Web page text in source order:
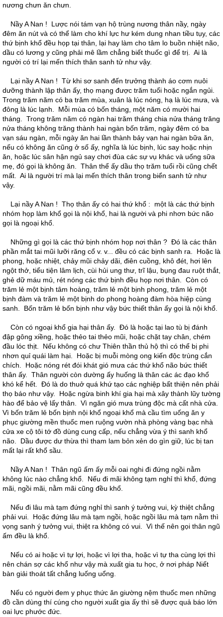
nương chưn ăn chưn.
Nầy A Nan ! Lược nói tám vạn hộ trùng nương thân nầy, ngày
đêm ăn nút và có thể làm cho khí lực hư kém dung nhan tiều tụy, các
thứ bịnh khổ đều họp tại thân, lại hay làm cho tâm lo buồn nhiệt não,
dầu có lương y cũng phải mê lầm chẳng biết thuốc gì để trị. Ai là
người có trí lại mến thích thân sanh tử như vậy.
Lại nầy A Nan ! Từ khi sơ sanh đến trưởng thành áo cơm nuôi
dưỡng thành lập thân ấy, thọ mạng được trăm tuổi hoặc ngắn ngủi.
Trong trăm năm có ba trăm mùa, xuân là lúc nóng, hạ là lúc mưa, và
đông là lúc lạnh. Mỗi mùa có bốn tháng, một năm có mười hai
tháng. Trong trăm năm có ngàn hai trăm tháng chia nửa tháng trăng
nửa tháng không trăng thành hai ngàn bốn trăm, ngày đêm có ba
vạn sáu ngàn, mỗi ngày ăn hai lần thành bảy vạn hai ngàn bữa ăn,
nếu có không ăn cũng ở số ấy, nghĩa là lúc bịnh, lúc say hoặc nhịn
ăn, hoặc lúc sân hận ngủ say chơi đùa các sự vụ khác và uống sữa
mẹ, đó gọi là không ăn. Thân thể ấy dầu thọ trăm tuổi rồi cũng chết
mất. Ai là người trí mà lại mến thích thân trong biển sanh tử như
vậy.
Lại nầy A Nan ! Thọ thân ấy có hai thứ khổ : một là các thứ bịnh
nhóm họp làm khổ gọi là nội khổ, hai là người và phi nhơn bức não
gọi là ngoại khổ.
Những gì gọi là các thứ bịnh nhóm họp nơi thân ? Đó là các thân
phần mắt tai mũi lưỡi răng cổ v. v... đều có các bịnh sanh ra. Hoặc là
phong, hoặc nhiệt, chảy mũi chảy dãi, điên cuồng, khô đét, hơi lên
ngột thở, tiểu tiện lâm lịch, cùi hủi ung thư, trĩ lậu, bụng đau ruột thắt,
ghẻ dữ máu mủ, rét nóng các thứ bịnh đều họp nơi thân. Còn có
trăm lẻ một bịnh tâm hoàng, trăm lẻ một bịnh phong, trăm lẻ một
bịnh đàm và trăm lẻ một bịnh do phong hoàng đàm hòa hiệp cùng
sanh. Bốn trăm lẻ bốn bịnh như vậy bức thiết thân ấy gọi là nội khổ.
Còn có ngoại khổ gia hại thân ấy. Đó là hoặc tại lao tù bị đánh
đập gông xiềng, hoặc thẻo tai thẻo mũi, hoặc chặt tay chân, chém
đầu lóc thịt. Nếu không có chư Thiên thần thủ hộ thì có thể bị phi
nhơn quỉ quái làm hại. Hoặc bị muỗi mòng ong kiến độc trùng cắn
chích. Hoặc nóng rét đói khát gió mưa các thứ khổ não bức thiết
thân ấy. Thân người còn dường ấy huống là thân các ác đạo khổ
khó kể hết. Đó là do thuở quá khứ tạo các nghiệp bất thiện nên phải
thọ báo như vậy. Hoặc ngừa binh khí gia hại mà xây thành lũy tường
hào để bảo vệ lấy thân. Vì ngăn gió mưa trùng độc mà cất nhà cửa.
Vì bốn trăm lẻ bốn bịnh nội khổ ngoại khổ mà cầu tìm uống ăn y
phục giường mền thuốc men ruộng vườn nhà phòng vàng bạc nhà
cửa xe cộ tôi tớ đồ dùng cung cấp, nếu chẳng vừa ý thì sanh khổ
não. Dầu được dư thừa thì tham lam bỏn xẻn do gìn giữ, lúc bị tan
mất lại rất khổ sầu.
Nầy A Nan ! Thân ngũ ấm ấy mỗi oai nghi đi đứng ngồi nằm
không lúc nào chẳng khổ. Nếu đi mãi không tạm nghỉ thì khổ, đứng
mãi, ngồi mãi, nằm mãi cũng đều khổ.
Nếu đi lâu mà tạm đứng nghỉ thì sanh ý tưởng vui, kỳ thiệt chẳng
phải vui. Hoặc đứng lâu mà tạm ngồi, hoặc ngồi lâu mà tạm nằm thì
vọng sanh ý tưởng vui, thiệt ra không có vui. Vì thế nên gọi thân ngũ
ấm đều là khổ.
Nếu có ai hoặc vì tự lợi, hoặc vì lợi tha, hoặc vì tự tha cùng lợi thì
nên chán sợ các khổ như vậy mà xuất gia tu học, ở nơi pháp Niết
bàn giải thoát tất chẳng luống uổng.
Nếu có người đem y phục thức ăn giường nệm thuốc men những
đồ cần dùng thí cúng cho người xuất gia ấy thì sẽ được quả báo lớn
oai lực phước đức.